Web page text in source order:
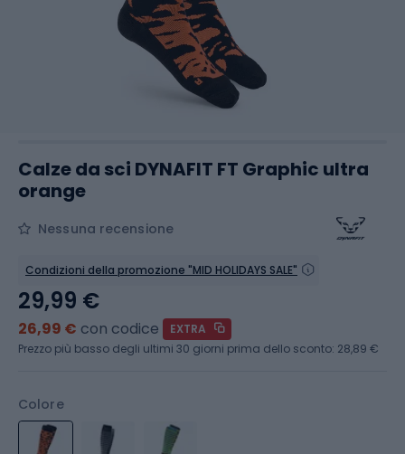
Calze da sci DYNAFIT FT Graphic ultra
orange
Nessuna recensione
Condizioni della promozione "MID HOLIDAYS SALE"
Colore
29,99 €
26,99 € con codice
EXTRA
Prezzo più basso degli ultimi 30 giorni prima dello sconto: 28,89 €